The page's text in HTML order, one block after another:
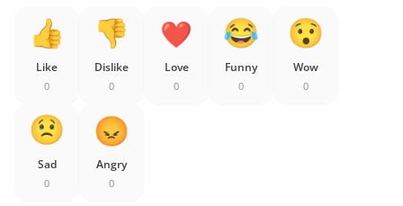
Like
0
Dislike
0
Love
0
Funny
0
Wow
0
Sad
0
Angry
0